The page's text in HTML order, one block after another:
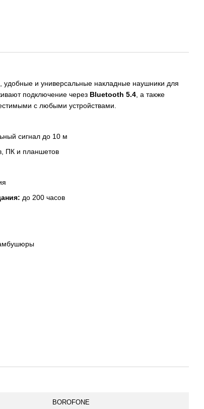
и универсальные накладные наушники для
подключение через Bluetooth 5.4, а также
с любыми устройствами.
сигнал до 10 м
ПК и планшетов
до 200 часов
амбушюры
BOROFONE